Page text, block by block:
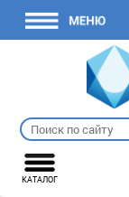
КАТАЛОГ